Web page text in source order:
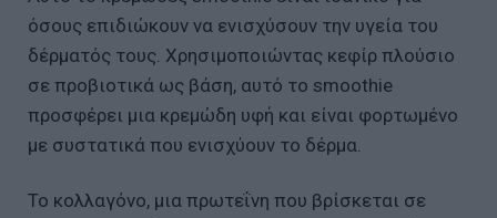
όσους επιδιώκουν να ενισχύσουν την υγεία του
δέρματός τους. Χρησιμοποιώντας κεφίρ πλούσιο
σε προβιοτικά ως βάση, αυτό το smoothie
προσφέρει μια κρεμώδη υφή και είναι φορτωμένο
με συστατικά που ενισχύουν το δέρμα.
Το κολλαγόνο, μια πρωτεΐνη που βρίσκεται σε